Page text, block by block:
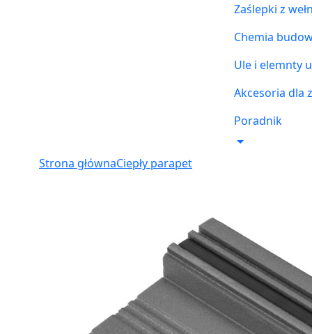
Zaślepki z
Chemia
Ule i elemnty
Akcesoria dla
Poradnik
Strona głównaCiepły parapet